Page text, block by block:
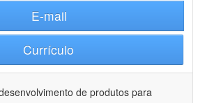
E-mail
Currículo
de produtos para